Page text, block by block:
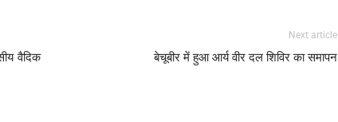
वैदिक
Next article
बेचूबीर में हुआ आर्य वीर दल शिविर का समापन